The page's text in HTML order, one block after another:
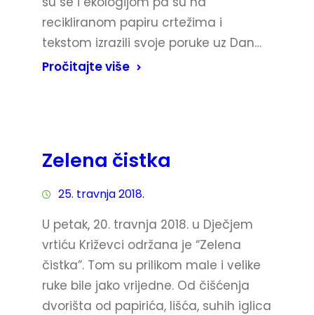
recikliranom papiru crtežima i
tekstom izrazili svoje poruke uz Dan…
Pročitajte više
Zelena čistka
25. travnja 2018.
U petak, 20. travnja 2018. u Dječjem
vrtiću Križevci održana je “Zelena
čistka”. Tom su prilikom male i velike
ruke bile jako vrijedne. Od čišćenja
dvorišta od papirića, lišća, suhih iglica